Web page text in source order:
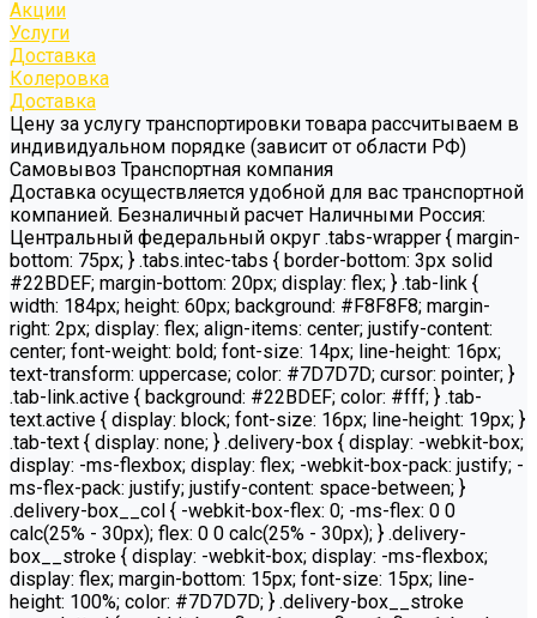
Акции
Услуги
Доставка
Колеровка
Доставка
Цену за услугу транспортировки товара рассчитываем в
индивидуальном порядке (зависит от области РФ)
Самовывоз Транспортная компания
Доставка осуществляется удобной для вас транспортной
компанией. Безналичный расчет Наличными Россия:
Центральный федеральный округ .tabs-wrapper { margin-
bottom: 75px; } .tabs.intec-tabs { border-bottom: 3px solid
#22BDEF; margin-bottom: 20px; display: flex; } .tab-link {
width: 184px; height: 60px; background: #F8F8F8; margin-
right: 2px; display: flex; align-items: center; justify-content:
center; font-weight: bold; font-size: 14px; line-height: 16px;
text-transform: uppercase; color: #7D7D7D; cursor: pointer; }
.tab-link.active { background: #22BDEF; color: #fff; } .tab-
text.active { display: block; font-size: 16px; line-height: 19px; }
.tab-text { display: none; } .delivery-box { display: -webkit-box;
display: -ms-flexbox; display: flex; -webkit-box-pack: justify; -
ms-flex-pack: justify; justify-content: space-between; }
.delivery-box__col { -webkit-box-flex: 0; -ms-flex: 0 0
calc(25% - 30px); flex: 0 0 calc(25% - 30px); } .delivery-
box__stroke { display: -webkit-box; display: -ms-flexbox;
display: flex; margin-bottom: 15px; font-size: 15px; line-
height: 100%; color: #7D7D7D; } .delivery-box__stroke